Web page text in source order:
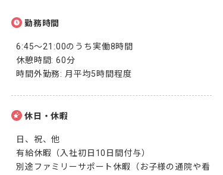
勤務時間
6:45～21:00のうち実働8時間
休憩時間: 60分
時間外勤務: 月平均5時間程度
休日・休暇
日、祝、他
有給休暇（入社初日10日間付与）
別途ファミリーサポート休暇（お子様の通院や看